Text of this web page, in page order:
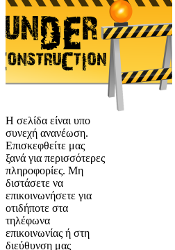
Η σελίδα είναι υπο
συνεχή ανανέωση.
Επισκεφθείτε μας
ξανά για περισσότερες
πληροφορίες. Μη
διστάσετε να
επικοινωνήσετε για
οτιδήποτε στα
τηλέφωνα
επικοινωνίας ή στη
διεύθυνση μας